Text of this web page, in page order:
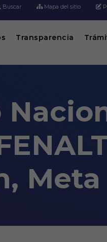
Buscar Mapa del sitio
Transparencia
Meta